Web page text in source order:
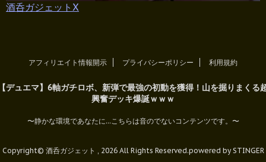
酒呑ガジェットX
アフィリエイト情報開示 プライバシーポリシー 利用規約
デュエマ】6軸ガチロボ、新弾で最強の初動を獲得！山を掘りまくる
興奮デッキ爆誕ｗｗｗ
〜静かな環境であなたに...こちらは音のでないコンテンツです。〜
Copyright© 酒呑ガジェット , 2026 All Rights Reserved.powered by STINGER